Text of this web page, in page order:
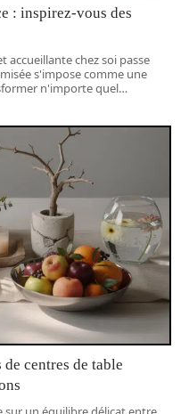
: inspirez-vous des
accueillante chez soi passe
s'impose comme une
n'importe quel…
centres de table